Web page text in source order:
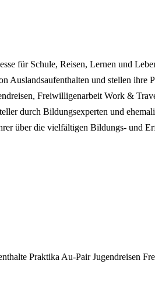
für Schule, Reisen, Lernen und
Auslandsaufenthalten und stellen
Freiwilligenarbeit Work &
durch Bildungsexperten und
über die vielfältigen Bildungs- und
Praktika Au-PairJugendreisen